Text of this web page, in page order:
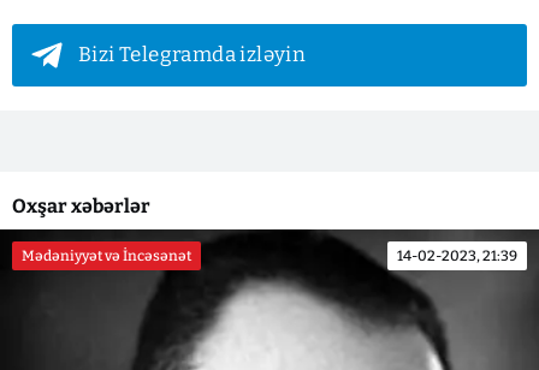
Bizi Telegramda izləyin
Oxşar xəbərlər
Mədəniyyət və İncəsənət 14-02-2023, 21:39